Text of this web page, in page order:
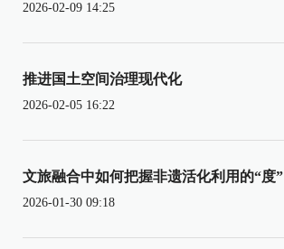
2026-02-09 14:25
推进国土空间治理现代化
2026-02-05 16:22
文旅融合中如何把握非遗活化利用的“度”
2026-01-30 09:18